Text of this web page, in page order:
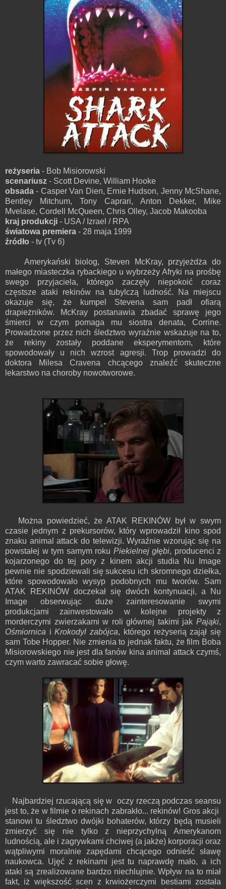
reżyseria - Bob Misiorowski
scenariusz - Scott Devine, William Hooke
obsada - Casper Van Dien, Ernie Hudson, Jenny McShane,
Bentley Mitchum, Tony Caprari, Anton Dekker, Mike
Mvelase, Cordell McQueen, Chris Olley, Jacob Makooba
kraj produkcji - USA / Izrael / RPA
światowa premiera - 28 maja 1999
źródło - tv (Tv 6)
Amerykański biolog, Steven McKray, przyjeżdża do
małego miasteczka rybackiego u wybrzeży Afryki na prośbę
swego przyjaciela, którego zaczęły niepokoić coraz
częstsze ataki rekinów na tubylczą ludność. Na miejscu
okazuje się, że kumpel Stevena sam padł ofiarą
drapieżników. McKray postanawia zbadać sprawę jego
śmierci w czym pomaga mu siostra denata, Corrine.
Prowadzone przez nich śledztwo wyraźnie wskazuje na to,
że rekiny zostały poddane eksperymentom, które
spowodowały u nich wzrost agresji. Trop prowadzi do
doktora Milesa Cravena chcącego znaleźć skuteczne
lekarstwo na choroby nowotworowe.
Można powiedzieć, że ATAK REKINÓW był w swym
czasie jednym z prekursorów, który wprowadził kino spod
znaku animal attack do telewizji. Wyraźnie wzorując się na
powstałej w tym samym roku Piekielnej głębi, producenci z
kojarzonego do tej pory z kinem akcji studia Nu Image
pewnie nie spodziewali się sukcesu ich skromnego dziełka,
które spowodowało wysyp podobnych mu tworów. Sam
ATAK REKINÓW doczekał się dwóch kontynuacji, a Nu
Image obserwując duże zainteresowanie swymi
produkcjami zainwestowało w kolejne projekty z
morderczymi zwierzakami w roli głównej takimi jak Pająki,
Ośmiornica iKrokodyl zabójca, którego reżyserią zajął się
sam Tobe Hopper. Nie zmienia to jednak faktu, że film Boba
Misiorowskiego nie jest dla fanów kina animal attack czymś,
czym warto zawracać sobie głowę.
Najbardziej rzucającą się w oczy rzeczą podczas seansu
jest to, że w filmie o rekinach zabrakło... rekinów! Gros akcji
stanowi tu śledztwo dwójki bohaterów, którzy będą musieli
zmierzyć się nie tylko z nieprzychylną Amerykanom
ludnością, ale i zagrywkami chciwej (a jakże) korporacji oraz
wątpliwymi moralnie zapędami chcącego odnieść sławę
naukowca. Ujęć z rekinami jest tu naprawdę mało, a ich
ataki są zrealizowane bardzo niechlujnie. Wpływ na to miał
fakt, iż większość scen z krwiożerczymi bestiami została